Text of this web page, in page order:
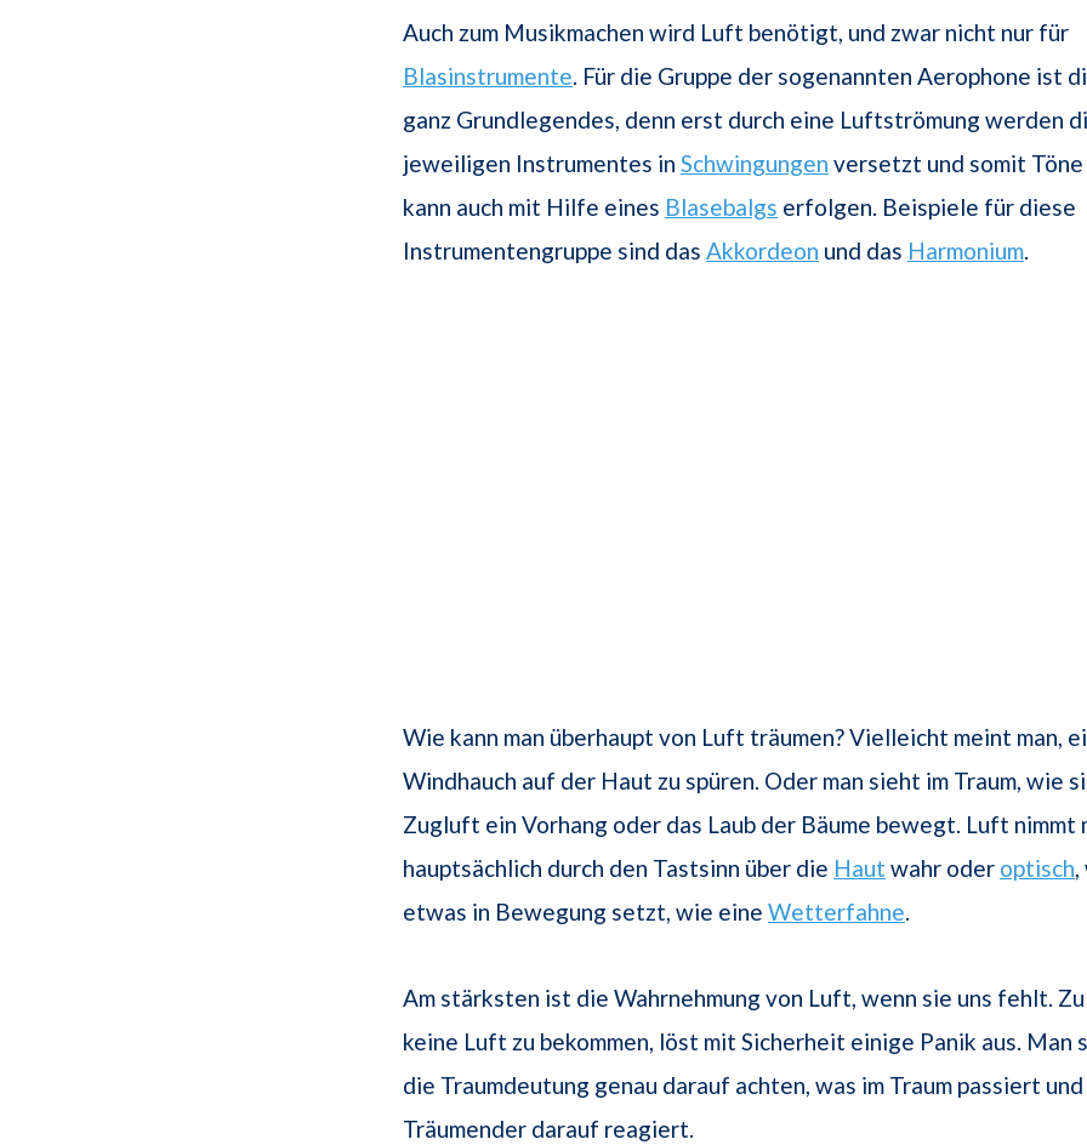
Auch zum Musikmachen wird Luft benötigt, und zwar nicht nur für
Blasinstrumente. Für die Gruppe der sogenannten Aerophone ist
ganz Grundlegendes, denn erst durch eine Luftströmung werden
jeweiligen Instrumentes in Schwingungen versetzt und somit
kann auch mit Hilfe eines Blasebalgs erfolgen. Beispiele für diese
Instrumentengruppe sind das Akkordeon und das Harmonium.
Wie kann man überhaupt von Luft träumen? Vielleicht meint man,
Windhauch auf der Haut zu spüren. Oder man sieht im Traum, wie
Zugluft ein Vorhang oder das Laub der Bäume bewegt. Luft nimmt
hauptsächlich durch den Tastsinn über die Haut wahr oder optisch,
etwas in Bewegung setzt, wie eine Wetterfahne.
Am stärksten ist die Wahrnehmung von Luft, wenn sie uns fehlt.
keine Luft zu bekommen, löst mit Sicherheit einige Panik aus. Man
die Traumdeutung genau darauf achten, was im Traum passiert
Träumender darauf reagiert.